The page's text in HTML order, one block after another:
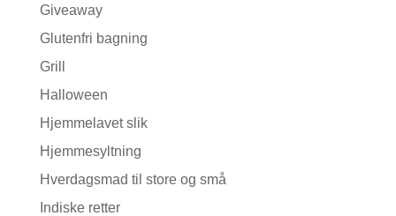
Giveaway
Glutenfri bagning
Grill
Halloween
Hjemmelavet slik
Hjemmesyltning
Hverdagsmad til store og små
Indiske retter